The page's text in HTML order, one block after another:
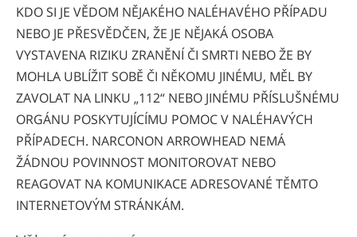
KDO SI JE VĚDOM NĚJAKÉHO NALÉHAVÉHO PŘÍPADU
NEBO JE PŘESVĚDČEN, ŽE JE NĚJAKÁ OSOBA
VYSTAVENA RIZIKU ZRANĚNÍ ČI SMRTI NEBO ŽE BY
MOHLA UBLÍŽIT SOBĚ ČI NĚKOMU JINÉMU, MĚL BY
ZAVOLAT NA LINKU „112“ NEBO JINÉMU PŘÍSLUŠNÉMU
ORGÁNU POSKYTUJÍCÍMU POMOC V NALÉHAVÝCH
PŘÍPADECH. NARCONON ARROWHEAD NEMÁ
ŽÁDNOU POVINNOST MONITOROVAT NEBO
REAGOVAT NA KOMUNIKACE ADRESOVANÉ TĚMTO
INTERNETOVÝM STRÁNKÁM.